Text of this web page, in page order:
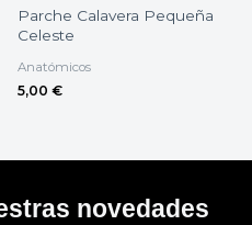
Parche Calavera Pequeña
Celeste
Anatómicos
5,00 €
novedades